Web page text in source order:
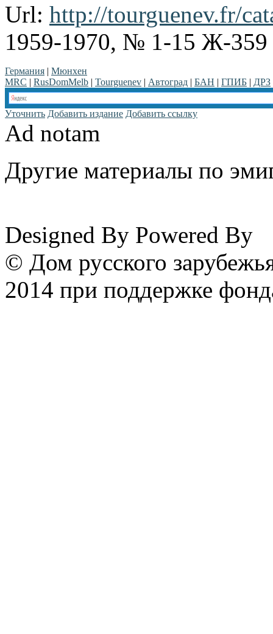
Url: http://tourguenev.fr/
1959-1970, № 1-15 Ж-359
Германия | Мюнхен
MRC | RusDomMelb | Tourguenev | Автоград | БАН | ГПИБ | ДРЗ
Уточнить Добавить издание Добавить ссылку
Ad notam
Другие материалы по
Designed By Powered By
© Дом русского
2014 при поддержке